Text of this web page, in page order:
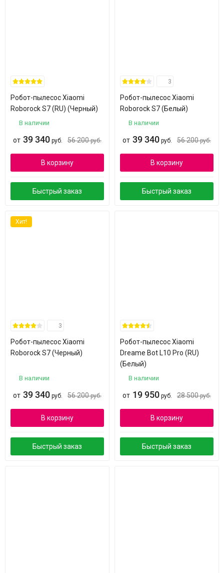
Робот-пылесос Xiaomi
Roborock S7 (RU) (Черный)
В наличии
от 39 340 руб. 56 200 руб.
В корзину
Быстрый заказ
3
Робот-пылесос Xiaomi
Roborock S7 (Белый)
В наличии
от 39 340 руб. 56 200 руб.
В корзину
Быстрый заказ
Хит!
3
Робот-пылесос Xiaomi
Roborock S7 (Черный)
В наличии
от 39 340 руб. 56 200 руб.
В корзину
Быстрый заказ
Робот-пылесос Xiaomi
Dreame Bot L10 Pro (RU)
(Белый)
В наличии
от 19 950 руб. 28 500 руб.
В корзину
Быстрый заказ